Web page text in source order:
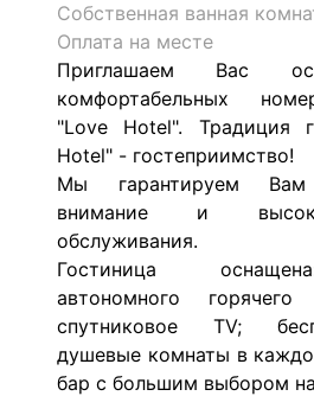
Собственная ванная
Оплата на месте
Приглашаем Вас
комфортабельных
"Love Hotel". Традиция
Hotel" - гостеприимство!
Мы гарантируем Вам
внимание и
обслуживания.
Гостиница
автономного горячего
спутниковое TV;
душевые комнаты в
бар с большим выбором